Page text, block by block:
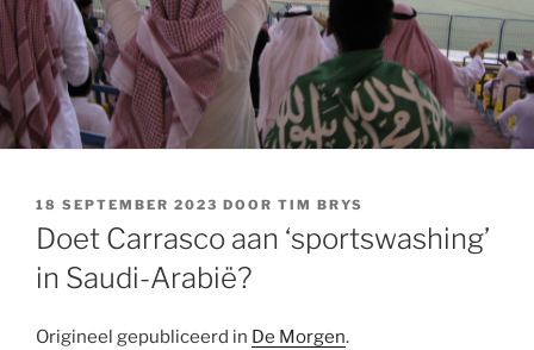
GEPLAATST
OP
18 SEPTEMBER 2023 DOOR TIM BRYS
Doet Carrasco aan ‘sportswashing’
in Saudi-Arabië?
Origineel gepubliceerd in De Morgen.